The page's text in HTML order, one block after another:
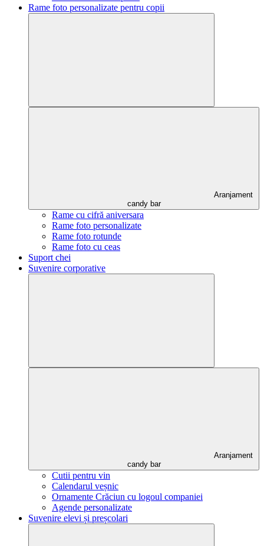
Rame foto personalizate pentru copii
Aranjament
candy bar
Rame cu cifră aniversara
Rame foto personalizate
Rame foto rotunde
Rame foto cu ceas
Suport chei
Suvenire corporative
Aranjament
candy bar
Cutii pentru vin
Calendarul veșnic
Ornamente Crăciun cu logoul companiei
Agende personalizate
Suvenire elevi și preșcolari